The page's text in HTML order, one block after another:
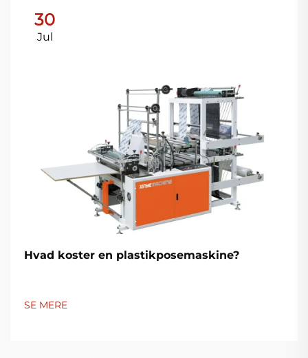
30
Jul
Hvad koster en plastikposemaskine?
SE MERE